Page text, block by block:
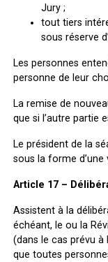
Jury ;
tout tiers
sous réserve
Les personnes
personne de leur
La remise de
que si l’autre partie
Le président de la
sous la forme
Article 17 –
Assistent à la
échéant, le ou la
(dans le cas prévu à
que toutes